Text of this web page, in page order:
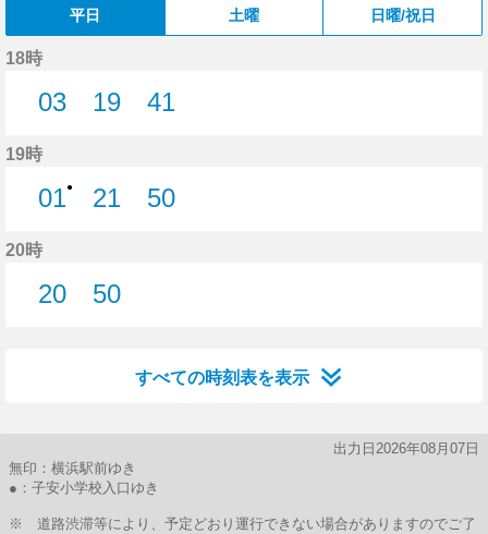
平日 土曜 日曜/祝日
18時
03
19
41
19時
01●
21
50
20時
20
50
すべての時刻表を表示
出力日2026年08月07日
無印：横浜駅前ゆき
●：子安小学校入口ゆき
※ 道路渋滞等により、予定どおり運行できない場合がありますのでご了